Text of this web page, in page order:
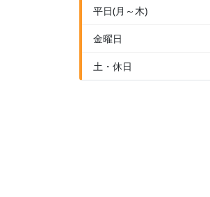
平日(月～木)
金曜日
土・休日